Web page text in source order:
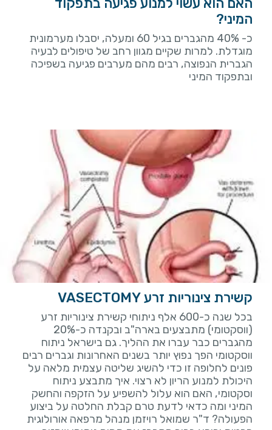
האם הוא עשוי למנוע פגיעה בתפקוד
המיני?
כ- 40% מהגברים בגיל 60 ומעלה, יסבלו מערמונית
מוגדלת. למרות שקיים מגוון רחב של טיפולים לבעיה
הגברית הנפוצה, רבים מהם מערבים פגיעה בשפיכה
ובתפקוד המיני
קשירת צינוריות זרע VASECTOMY
בכל שנה כ-600 אלף ניתוחי קשירת צינוריות זרע
(ווסקטומי) מתבצעים בארה"ב ובקנדה כ-20%
מהגברים כבר עברו את ההליך. גם בישראל ניתוח
ווסקטומי הפך נפוץ יותר בשנים האחרונות וגברים רבים
פונים לחלופה זו כדי להשיג שליטה עצמית מלאה על
היכולת למנוע הריון לא רצוי. איך מתבצע ניתוח
וסקטומי, האם הוא עלול להשפיע על הזקפה והחשק
המיני ומה כדאי לדעת טרם קבלת החלטה על ביצוע
הפעולה? ד"ר שמואל רויזמן מנהל מרפאה אורולוגית